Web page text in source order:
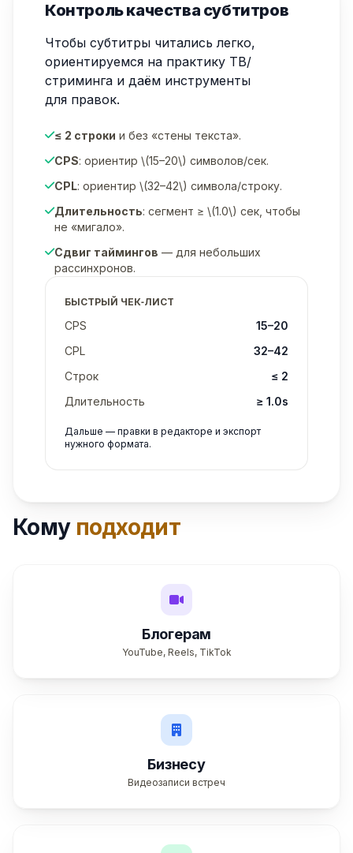
Контроль качества субтитров
Чтобы субтитры читались легко,
ориентируемся на практику ТВ/
стриминга и даём инструменты
для правок.
≤ 2 строки и без «стены текста».
CPS: ориентир \(15–20\) символов/сек.
CPL: ориентир \(32–42\) символа/строку.
Длительность: сегмент ≥ \(1.0\) сек, чтобы
не «мигало».
Сдвиг таймингов — для небольших
рассинхронов.
БЫСТРЫЙ ЧЕК‑ЛИСТ
CPS
15–20
CPL
32–42
Строк
≤ 2
Длительность
≥ 1.0s
Дальше — правки в редакторе и экспорт
нужного формата.
Кому подходит
Блогерам
YouTube, Reels, TikTok
Бизнесу
Видеозаписи встреч